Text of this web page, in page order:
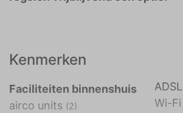
Kenmerken
Faciliteiten binnenshuis
airco units (2)
ADSL
Wi-Fi